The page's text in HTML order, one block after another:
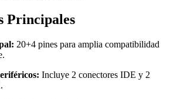
Principales
20+4 pines para amplia compatibilidad
.
Incluye 2 conectores IDE y 2
.